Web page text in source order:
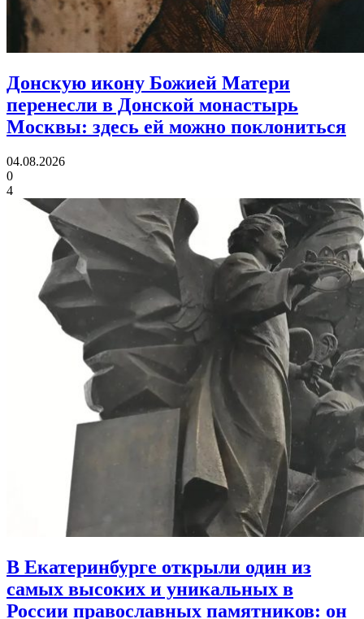
Донскую икону Божией Матери
перенесли в Донской монастырь
Москвы: здесь ей можно поклониться
04.08.2026
0
4
В Екатеринбурге открыли один из
самых высоких и уникальных в
России православных памятников: он